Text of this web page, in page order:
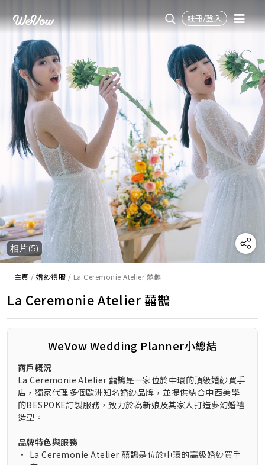
註冊/登入
相片(5)
主頁 /婚紗禮服 / La Ceremonie Atelier 囍鵲
La Ceremonie Atelier 囍鵲
WeVow Wedding Planner小總結
商戶概況
La Ceremonie Atelier 囍鵲是一家位於中環的頂級婚紗買手
店，獨家代理多個歐洲知名婚紗品牌，並提供結合中西美學
的BESPOKE訂製服務，致力於為新娘及其家人打造夢幻婚禮
造型。
品牌特色與服務
• La Ceremonie Atelier 囍鵲是位於中環的高級婚紗買手